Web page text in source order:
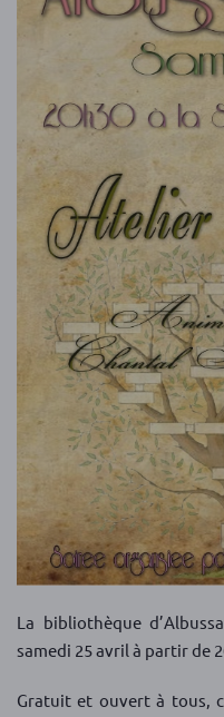
La bibliothèque
samedi 25 avril à partir de
Gratuit et ouvert à tous,